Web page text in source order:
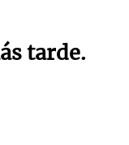
tarde.